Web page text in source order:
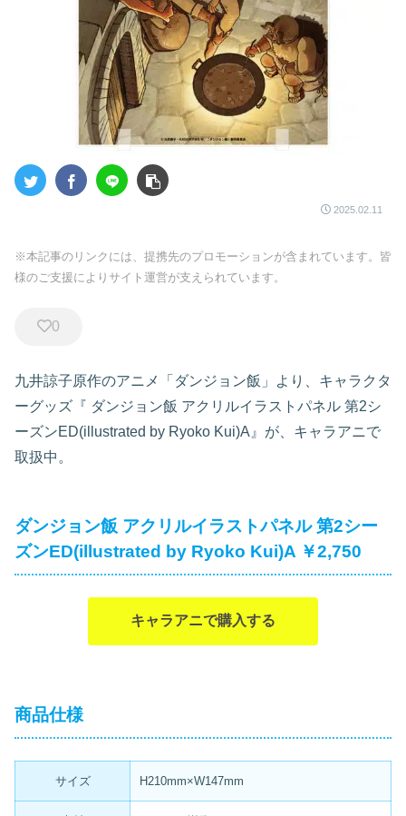
2025.02.11
※本記事のリンクには、提携先のプロモーションが含まれています。皆
様のご支援によりサイト運営が支えられています。
0
九井諒子原作のアニメ「ダンジョン飯」より、キャラクタ
ーグッズ『 ダンジョン飯 アクリルイラストパネル 第2シ
ーズンED(illustrated by Ryoko Kui)A』が、キャラアニで
取扱中。
ダンジョン飯 アクリルイラストパネル 第2シー
ズンED(illustrated by Ryoko Kui)A ￥2,750
キャラアニで購入する
商品仕様
サイズ H210mm×W147mm